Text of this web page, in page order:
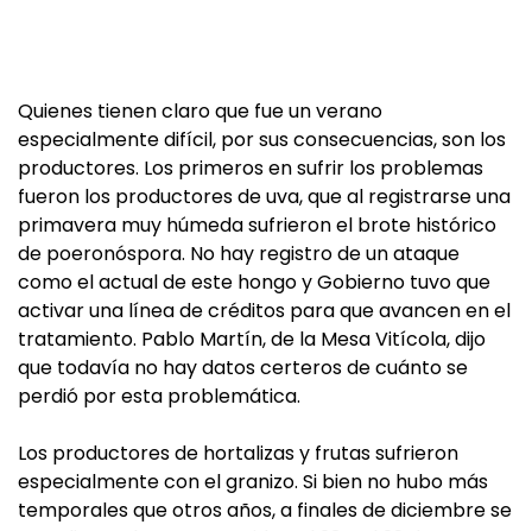
Quienes tienen claro que fue un verano
especialmente difícil, por sus consecuencias, son los
productores. Los primeros en sufrir los problemas
fueron los productores de uva, que al registrarse una
primavera muy húmeda sufrieron el brote histórico
de poeronóspora. No hay registro de un ataque
como el actual de este hongo y Gobierno tuvo que
activar una línea de créditos para que avancen en el
tratamiento. Pablo Martín, de la Mesa Vitícola, dijo
que todavía no hay datos certeros de cuánto se
perdió por esta problemática.
Los productores de hortalizas y frutas sufrieron
especialmente con el granizo. Si bien no hubo más
temporales que otros años, a finales de diciembre se